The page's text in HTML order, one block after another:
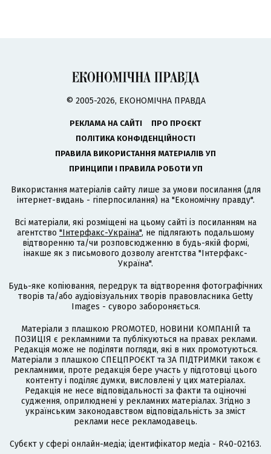
© 2005-2026, ЕКОНОМІЧНА ПРАВДА
РЕКЛАМА НА САЙТІ
ПРО ПРОЄКТ
ПОЛІТИКА КОНФІДЕНЦІЙНОСТІ
ПРАВИЛА ВИКОРИСТАННЯ МАТЕРІАЛІВ УП
ПРИНЦИПИ І ПРАВИЛА РОБОТИ УП
Використання матеріалів сайту лише за умови посилання (для
інтернет-видань - гіперпосилання) на "Економічну правду".
Всі матеріали, які розміщені на цьому сайті із посиланням на
агентство "Інтерфакс-Україна", не підлягають подальшому
відтворенню та/чи розповсюдженню в будь-якій формі,
інакше як з письмового дозволу агентства "Інтерфакс-
Україна".
Будь-яке копіювання, передрук та відтворення фотографічних
творів та/або аудіовізуальних творів правовласника Getty
Images - суворо забороняється.
Матеріали з плашкою PROMOTED, НОВИНИ КОМПАНІЙ та
ПОЗИЦІЯ є рекламними та публікуються на правах реклами.
Редакція може не поділяти погляди, які в них промотуються.
Матеріали з плашкою СПЕЦПРОЄКТ та ЗА ПІДТРИМКИ також є
рекламними, проте редакція бере участь у підготовці цього
контенту і поділяє думки, висловлені у цих матеріалах.
Редакція не несе відповідальності за факти та оціночні
судження, оприлюднені у рекламних матеріалах. Згідно з
українським законодавством відповідальність за зміст
реклами несе рекламодавець.
Cубєкт у сфері онлайн-медіа; ідентифікатор медіа - R40-02163.